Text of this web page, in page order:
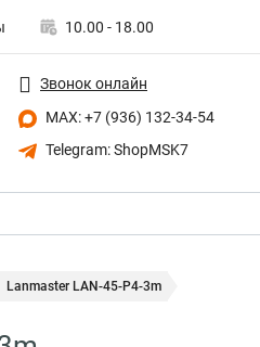
10.00 - 18.00
Звонок онлайн
MAX: +7 (936) 132-34-54
Telegram: ShopMSK7
Lanmaster LAN-45-P4-3m